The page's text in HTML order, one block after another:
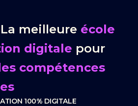
La meilleure école
digitale pour
compétences
100% DIGITALE